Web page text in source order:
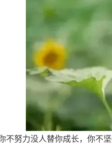
不努力没人替你成长，你不